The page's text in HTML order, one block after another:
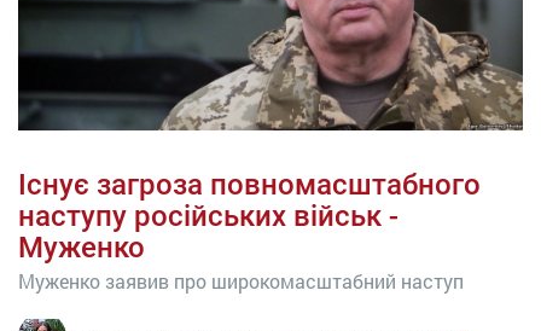
Існує загроза повномасштабного
наступу російських військ -
Муженко
Муженко заявив про широкомасштабний наступ